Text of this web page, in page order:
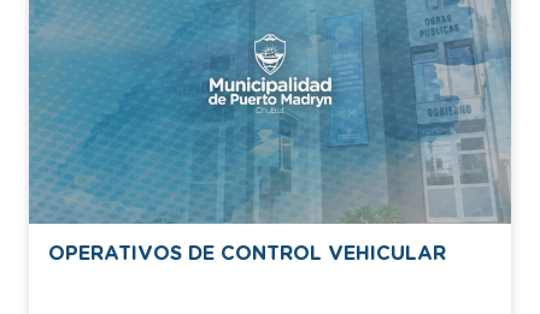
OPERATIVOS DE CONTROL VEHICULAR